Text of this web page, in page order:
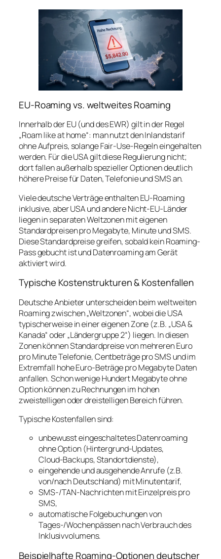
EU-Roaming vs. weltweites Roaming
Innerhalb der EU (und des EWR) gilt in der Regel
„Roam like at home“: man nutzt den Inlandstarif
ohne Aufpreis, solange Fair‑Use‑Regeln eingehalten
werden. Für die USA gilt diese Regulierung nicht;
dort fallen außerhalb spezieller Optionen deutlich
höhere Preise für Daten, Telefonie und SMS an.
Viele deutsche Verträge enthalten EU-Roaming
inklusive, aber USA und andere Nicht‑EU‑Länder
liegen in separaten Weltzonen mit eigenen
Standardpreisen pro Megabyte, Minute und SMS.
Diese Standardpreise greifen, sobald kein Roaming-
Pass gebucht ist und Datenroaming am Gerät
aktiviert wird.
Typische Kostenstrukturen & Kostenfallen
Deutsche Anbieter unterscheiden beim weltweiten
Roaming zwischen „Weltzonen“, wobei die USA
typischerweise in einer eigenen Zone (z.B. „USA &
Kanada“ oder „Ländergruppe 2“) liegen. In diesen
Zonen können Standardpreise von mehreren Euro
pro Minute Telefonie, Centbeträge pro SMS und im
Extremfall hohe Euro‑Beträge pro Megabyte Daten
anfallen. Schon wenige Hundert Megabyte ohne
Option können zu Rechnungen im hohen
zweistelligen oder dreistelligen Bereich führen.
Typische Kostenfallen sind:
unbewusst eingeschaltetes Datenroaming
ohne Option (Hintergrund‑Updates,
Cloud‑Backups, Standortdienste),
eingehende und ausgehende Anrufe (z.B.
von/nach Deutschland) mit Minutentarif,
SMS‑/TAN‑Nachrichten mit Einzelpreis pro
SMS,
automatische Folgebuchungen von
Tages-/Wochenpässen nach Verbrauch des
Inklusivvolumens.
Beispielhafte Roaming-Optionen deutscher